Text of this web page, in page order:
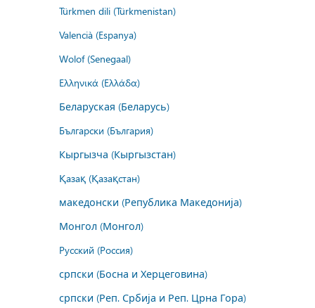
Türkmen dili (Türkmenistan)
Valencià (Espanya)
Wolof (Senegaal)
Ελληνικά (Ελλάδα)
Беларуская (Беларусь)
Български (България)
Кыргызча (Кыргызстан)
Қазақ (Қазақстан)
македонски (Република Македонија)
Монгол (Монгол)
Русский (Россия)
српски (Босна и Херцеговина)
српски (Реп. Србија и Реп. Црна Гора)